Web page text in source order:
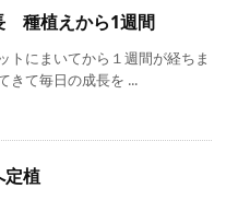
種植えから1週間
トにまいてから１週間が経ちま
きて毎日の成長を ...
定植